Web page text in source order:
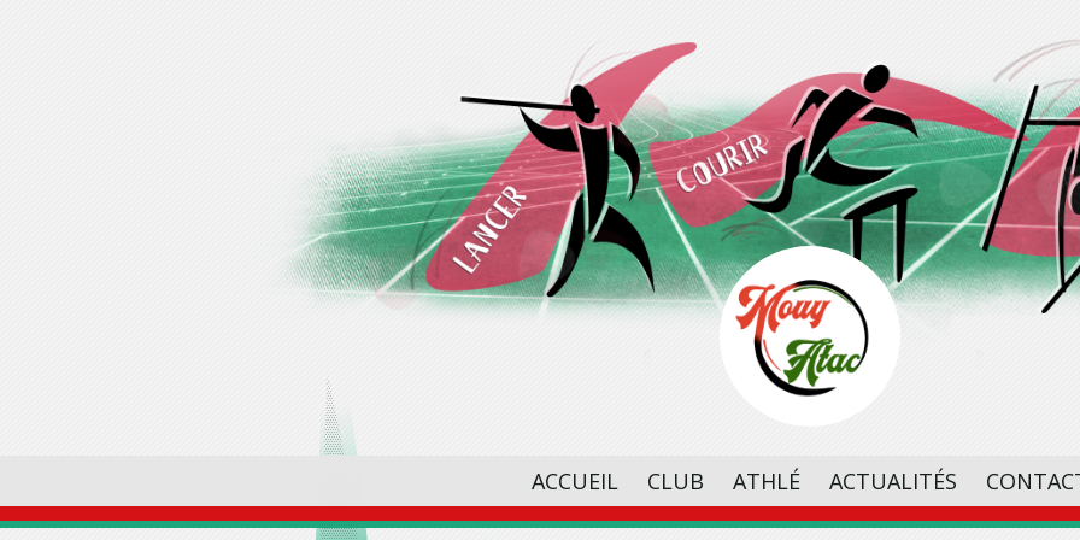
ACCUEIL CLUB ATHLÉ ACTUALITÉS